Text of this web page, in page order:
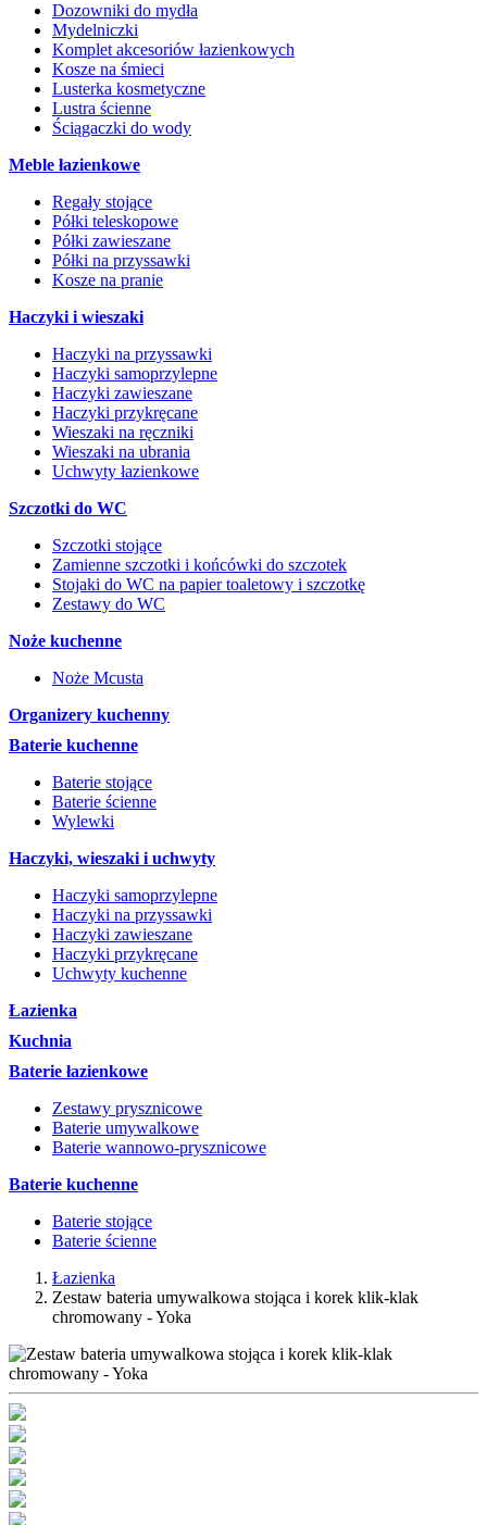
Dozowniki do mydła
Mydelniczki
Komplet akcesoriów łazienkowych
Kosze na śmieci
Lusterka kosmetyczne
Lustra ścienne
Ściągaczki do wody
Meble łazienkowe
Regały stojące
Półki teleskopowe
Półki zawieszane
Półki na przyssawki
Kosze na pranie
Haczyki i wieszaki
Haczyki na przyssawki
Haczyki samoprzylepne
Haczyki zawieszane
Haczyki przykręcane
Wieszaki na ręczniki
Wieszaki na ubrania
Uchwyty łazienkowe
Szczotki do WC
Szczotki stojące
Zamienne szczotki i końcówki do szczotek
Stojaki do WC na papier toaletowy i szczotkę
Zestawy do WC
Noże kuchenne
Noże Mcusta
Organizery kuchenny
Baterie kuchenne
Baterie stojące
Baterie ścienne
Wylewki
Haczyki, wieszaki i uchwyty
Haczyki samoprzylepne
Haczyki na przyssawki
Haczyki zawieszane
Haczyki przykręcane
Uchwyty kuchenne
Łazienka
Kuchnia
Baterie łazienkowe
Zestawy prysznicowe
Baterie umywalkowe
Baterie wannowo-prysznicowe
Baterie kuchenne
Baterie stojące
Baterie ścienne
Łazienka
Zestaw bateria umywalkowa stojąca i korek klik-klak
chromowany - Yoka